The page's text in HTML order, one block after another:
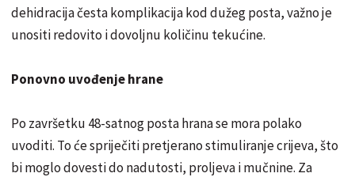
dehidracija česta komplikacija kod dužeg posta, važno je
unositi redovito i dovoljnu količinu tekućine.
Ponovno uvođenje hrane
Po završetku 48-satnog posta hrana se mora polako
uvoditi. To će spriječiti pretjerano stimuliranje crijeva, što
bi moglo dovesti do nadutosti, proljeva i mučnine. Za